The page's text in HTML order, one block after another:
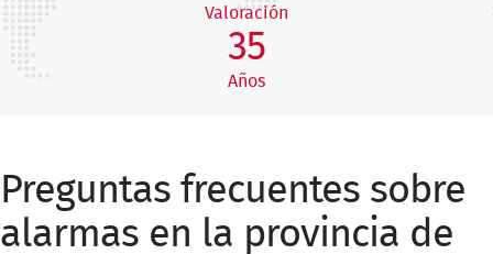
Valoración
35
Años
Preguntas frecuentes sobre
alarmas en la provincia de